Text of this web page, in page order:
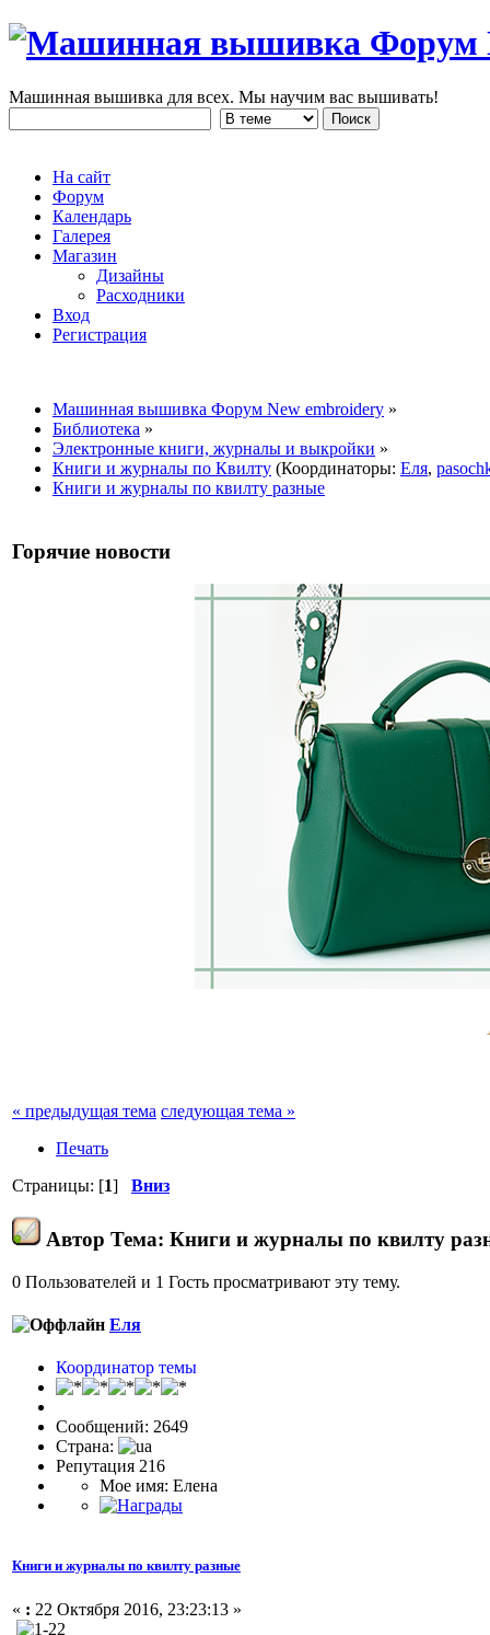
Машинная вышивка для всех. Мы научим вас вышивать!
На сайт
Форум
Календарь
Галерея
Магазин
Дизайны
Расходники
Вход
Регистрация
Машинная вышивка Форум New embroidery »
Библиотека »
Электронные книги, журналы и выкройки »
Книги и журналы по Квилту (Координаторы: Еля,
Книги и журналы по квилту разные
Горячие новости
« предыдущая тема следующая тема »
Печать
Страницы: [1] Вниз
Автор Тема: Книги и журналы по квилту
0 Пользователей и 1 Гость просматривают эту тему.
Еля
Координатор темы
Сообщений: 2649
Страна:
Репутация 216
Мое имя: Елена
Книги и журналы по квилту разные
« : 22 Октября 2016, 23:23:13 »